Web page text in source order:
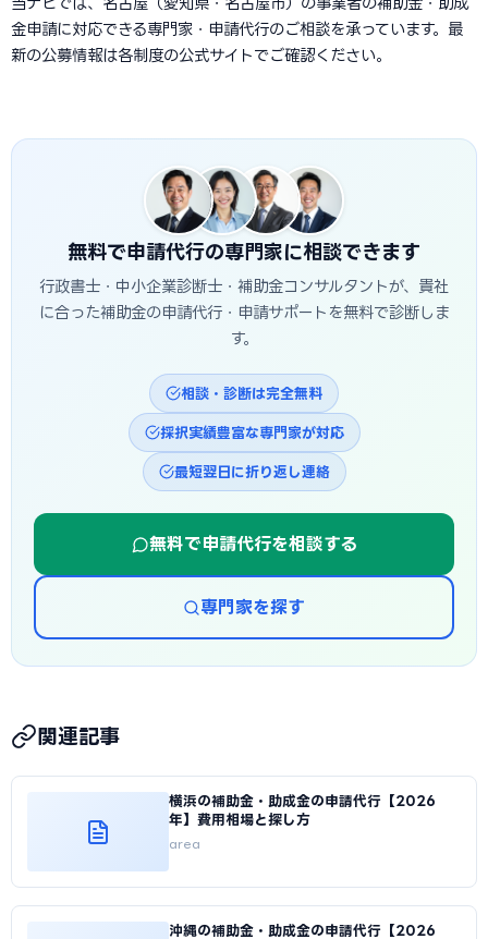
金申請に対応できる専門家・申請代行のご相談を承っています。最
新の公募情報は各制度の公式サイトでご確認ください。
無料で申請代行の専門家に相談できます
行政書士・中小企業診断士・補助金コンサルタントが、貴社
に合った補助金の申請代行・申請サポートを無料で診断しま
す。
相談・診断は完全無料
採択実績豊富な専門家が対応
最短翌日に折り返し連絡
無料で申請代行を相談する
専門家を探す
関連記事
横浜の補助金・助成金の申請代行【2026
年】費用相場と探し方
area
沖縄の補助金・助成金の申請代行【2026